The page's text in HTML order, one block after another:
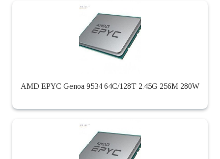
AMD EPYC Genoa 9534 64C/128T 2.45G 256M 280W